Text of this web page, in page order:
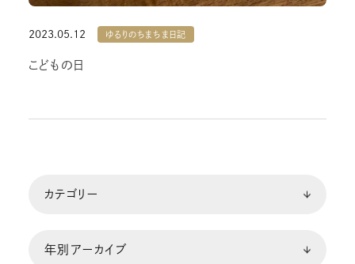
2023.05.12 ゆるりのちまちま日記
こどもの日